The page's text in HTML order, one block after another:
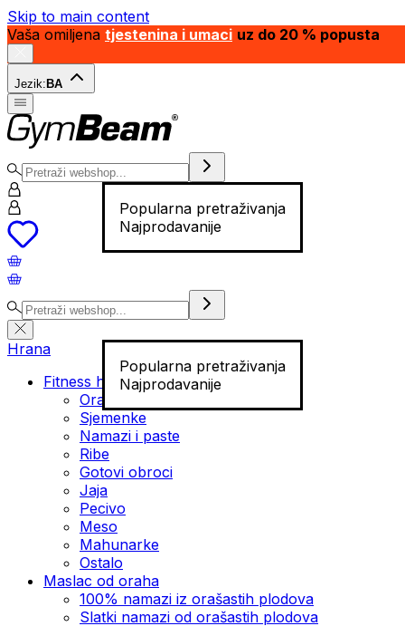
Skip to main content
Vaša omiljena tjestenina i umaci uz do 20 % popusta
Jezik: BA
Popularna pretraživanja
Najprodavanije
Popularna pretraživanja
Najprodavanije
Hrana
Fitness hrana
Orašasti plodovi
Sjemenke
Namazi i paste
Ribe
Gotovi obroci
Jaja
Pecivo
Meso
Mahunarke
Ostalo
Maslac od oraha
100% namazi iz orašastih plodova
Slatki namazi od orašastih plodova